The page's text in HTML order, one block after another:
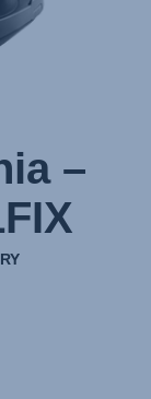
–